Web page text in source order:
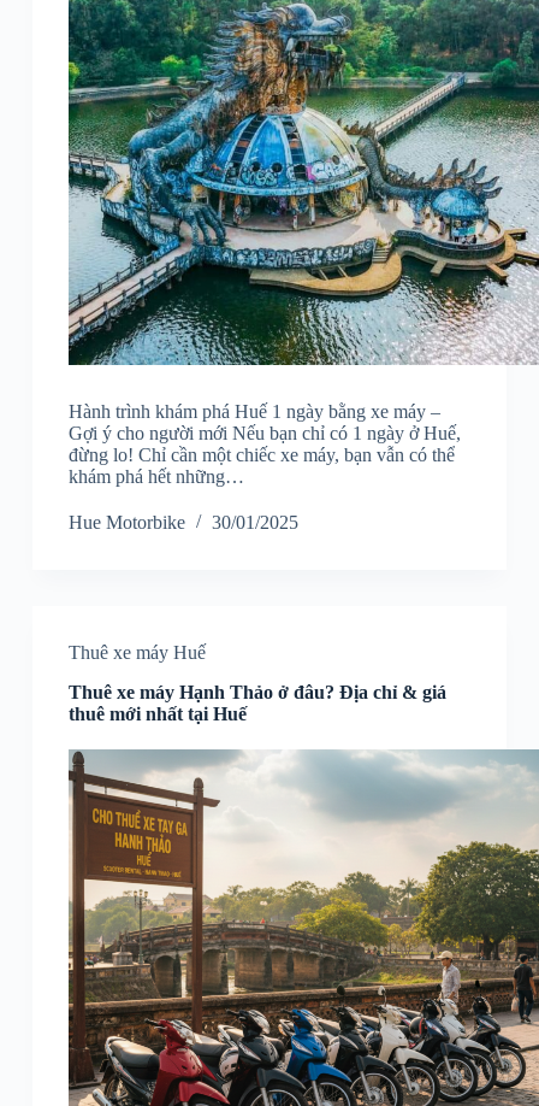
Hành trình khám phá Huế 1 ngày bằng xe máy –
Gợi ý cho người mới Nếu bạn chỉ có 1 ngày ở Huế,
đừng lo! Chỉ cần một chiếc xe máy, bạn vẫn có thể
khám phá hết những…
Hue Motorbike 30/01/2025
Thuê xe máy Huế
Thuê xe máy Hạnh Thảo ở đâu? Địa chỉ & giá
thuê mới nhất tại Huế